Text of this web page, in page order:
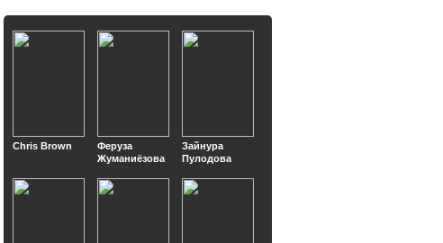
Chris Brown
Феруза
Жуманиёзова
Зайнура
Пулодова